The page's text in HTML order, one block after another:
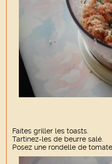
Faites griller les toasts.
Tartinez-les de beurre salé.
Posez une rondelle de